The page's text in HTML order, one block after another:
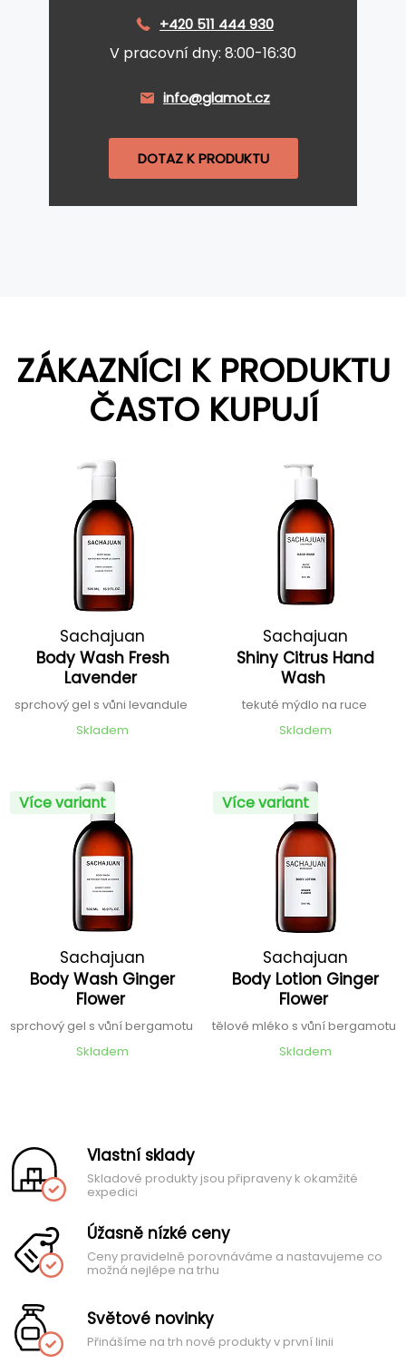
+420 511 444 930
V pracovní dny: 8:00-16:30
info@glamot.cz
DOTAZ K PRODUKTU
ZÁKAZNÍCI K PRODUKTU
ČASTO KUPUJÍ
Sachajuan
Body Wash Fresh
Lavender
sprchový gel s vůni levandule
Skladem
Sachajuan
Shiny Citrus Hand
Wash
tekuté mýdlo na ruce
Skladem
Více variant
Sachajuan
Body Wash Ginger
Flower
sprchový gel s vůní bergamotu
Skladem
Více variant
Sachajuan
Body Lotion Ginger
Flower
tělové mléko s vůní bergamotu
Skladem
Vlastní sklady
Skladové produkty jsou připraveny k okamžité
expedici
Úžasně nízké ceny
Ceny pravidelně porovnáváme a nastavujeme co
možná nejlépe na trhu
Světové novinky
Přinášíme na trh nové produkty v první linii